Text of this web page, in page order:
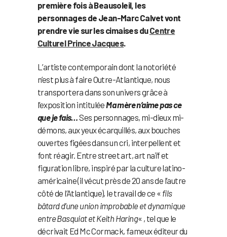
première fois à Beausoleil, les
personnages de Jean-Marc Calvet vont
prendre vie sur les cimaises duCentre
Culturel Prince Jacques.
L’artiste contemporain dont la notoriété
n’est plus à faire Outre-Atlantique, nous
transportera dans son univers grâce à
l’exposition intituléeMa mère n’aime pas ce
que je fais…Ses personnages, mi-dieux mi-
démons, aux yeux écarquillés, aux bouches
ouvertes figées dans un cri, interpellent et
font réagir. Entre street art, art naïf et
figuration libre, inspiré par la culture latino-
américaine (il vécut près de 20 ans de l’autre
côté de l’Atlantique), le travail de ce « fils
bâtard d’une union improbable et dynamique
entre Basquiat et Keith Haring« , tel que le
décrivait Ed Mc Cormack, fameux éditeur du